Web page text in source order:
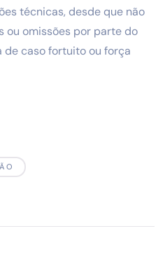
técnicas, desde que não
ou omissões por parte do
caso fortuito ou força